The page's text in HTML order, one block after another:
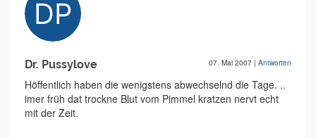
Dr. Pussylove 07. Mai 2007 | Antworten
Höffentlich haben die wenigstens abwechselnd die Tage. ..
imer früh dat trockne Blut vom Pimmel kratzen nervt echt
mit der Zeit.